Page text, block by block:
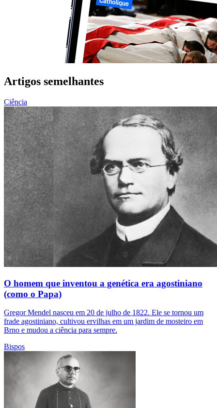
Artigos semelhantes
Ciência
O homem que inventou a genética era agostiniano
(como o Papa)
Gregor Mendel nasceu em 20 de julho de 1822. Ele se tornou um
frade agostiniano, cultivou ervilhas em um jardim de mosteiro em
Brno e mudou a ciência para sempre.
Bispos